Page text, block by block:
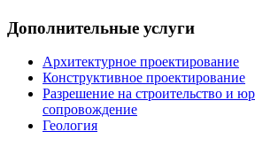
Дополнительные услуги
Архитектурное проектирование
Конструктивное проектирование
Разрешение на строительство и
сопровождение
Геология